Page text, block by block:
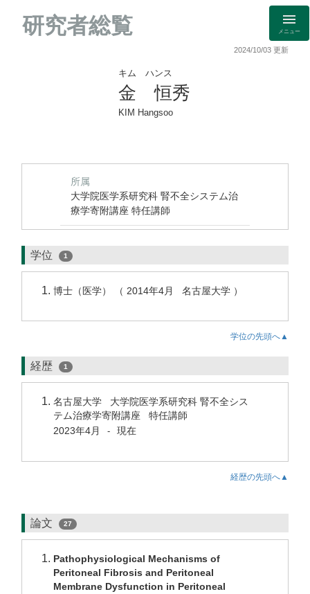
研究者総覧 メニュー
2024/10/03 更新
キム ハンス
金 恒秀
KIM Hangsoo
所属
大学院医学系研究科 腎不全システム治
療学寄附講座 特任講師
学位 1
博士（医学） （ 2014年4月 名古屋大学 ）
学位の先頭へ▲
経歴 1
名古屋大学 大学院医学系研究科 腎不全シス
テム治療学寄附講座 特任講師
2023年4月
- 現在
経歴の先頭へ▲
論文 27
Pathophysiological Mechanisms of
Peritoneal Fibrosis and Peritoneal
Membrane Dysfunction in Peritoneal